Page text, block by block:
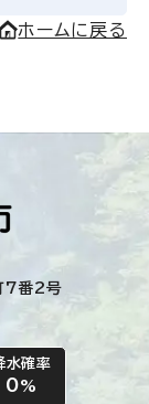
ホームに戻る
7番2号
水確率
0%